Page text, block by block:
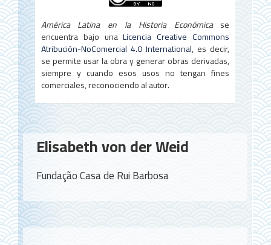
América Latina en la Historia Económicase
encuentra bajo unaLicencia Creative Commons
Atribución-NoComercial 4.0 International, es decir,
se permite usar la obra y generar obras derivadas,
siempre y cuando esos usos no tengan fines
comerciales, reconociendo al autor.
Contenido
principal
del
artículo
Elisabeth von der Weid
Fundação Casa de Rui Barbosa